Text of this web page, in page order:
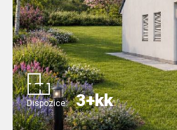
Dispozice: 3+kk